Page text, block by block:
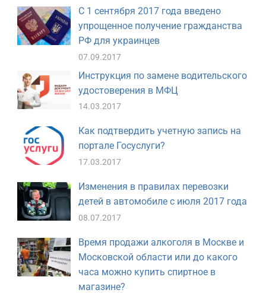
С 1 сентября 2017 года введено
упрощенное получение гражданства
РФ для украинцев
07.09.2017
Инструкция по замене водительского
удостоверения в МФЦ
14.03.2017
Как подтвердить учетную запись на
портале Госуслуги?
17.03.2017
Изменения в правилах перевозки
детей в автомобиле с июля 2017 года
08.07.2017
Время продажи алкоголя в Москве и
Московской области или до какого
часа можно купить спиртное в
магазине?